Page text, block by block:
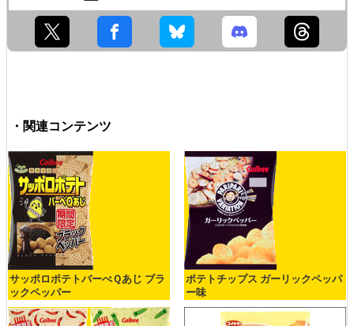
・関連コンテンツ
サッポロポテトバーべＱあじ ブラ
ックペッパー
ポテトチップス ガーリックペッパ
ー味